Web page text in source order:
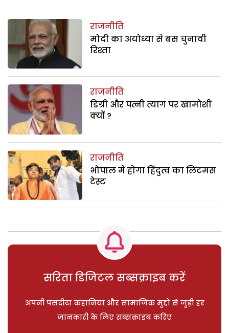
राजनीति
मोदी का अयोध्या से बस चुनावी
रिश्ता
राजनीति
डिग्री और पत्नी त्याग पर खामोशी
क्यों ?
राजनीति
भोपाल में होगा हिंदुत्व का लिटमस
टेस्ट
सरिता डिजिटल सब्सक्राइब करें
अपनी पसंदीदा कहानियां और सामाजिक मुद्दों से जुड़ी हर
जानकारी के लिए सब्सक्राइब करिए